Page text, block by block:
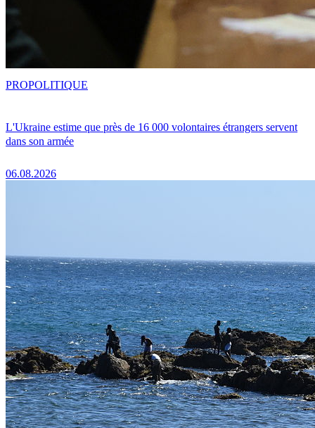
L'Ukraine estime que près de 16 000 volontaires étrangers servent
dans son armée
06.08.2026
PROPOLITIQUE